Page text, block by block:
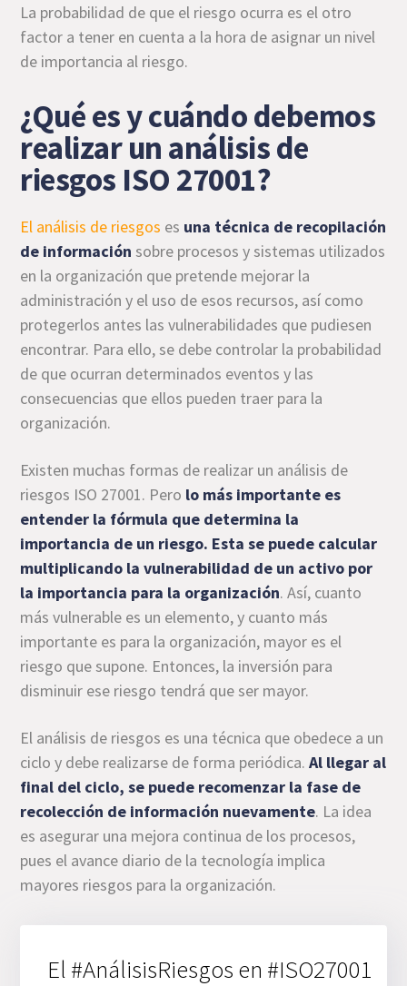
La probabilidad de que el riesgo ocurra es el otro
factor a tener en cuenta a la hora de asignar un nivel
de importancia al riesgo.
¿Qué es y cuándo debemos
realizar un análisis de
riesgos ISO 27001?
El análisis de riesgos es una técnica de recopilación
de información sobre procesos y sistemas utilizados
en la organización que pretende mejorar la
administración y el uso de esos recursos, así como
protegerlos antes las vulnerabilidades que pudiesen
encontrar. Para ello, se debe controlar la probabilidad
de que ocurran determinados eventos y las
consecuencias que ellos pueden traer para la
organización.
Existen muchas formas de realizar un análisis de
riesgos ISO 27001. Pero lo más importante es
entender la fórmula que determina la
importancia de un riesgo. Esta se puede calcular
multiplicando la vulnerabilidad de un activo por
la importancia para la organización. Así, cuanto
más vulnerable es un elemento, y cuanto más
importante es para la organización, mayor es el
riesgo que supone. Entonces, la inversión para
disminuir ese riesgo tendrá que ser mayor.
El análisis de riesgos es una técnica que obedece a un
ciclo y debe realizarse de forma periódica.Al llegar al
final del ciclo, se puede recomenzar la fase de
recolección de información nuevamente. La idea
es asegurar una mejora continua de los procesos,
pues el avance diario de la tecnología implica
mayores riesgos para la organización.
El #AnálisisRiesgos en #ISO27001